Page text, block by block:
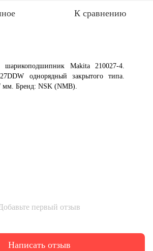
К сравнению
шарикоподшипник Makita 210027-4.
однорядный закрытого типа.
мм. Бренд: NSK (NMB).
первый отзыв
Написать отзыв